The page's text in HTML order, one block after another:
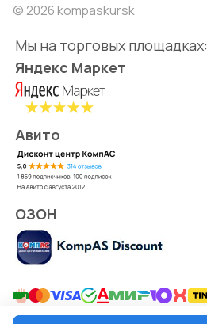
© 2026 kompaskursk
Мы на торговых площадках:
Яндекс Маркет
Авито
ОЗОН